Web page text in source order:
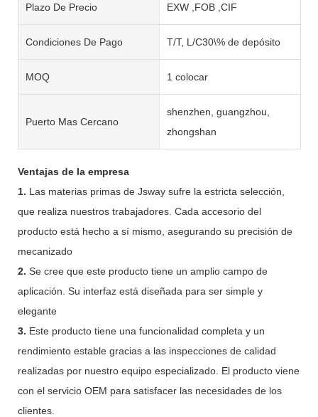
Plazo De Precio EXW ,FOB ,CIF
Condiciones De Pago T/T, L/C30\% de depósito
MOQ 1 colocar
Puerto Mas Cercano
shenzhen, guangzhou,
zhongshan
Ventajas de la empresa
1. Las materias primas de Jsway sufre la estricta selección,
que realiza nuestros trabajadores. Cada accesorio del
producto está hecho a sí mismo, asegurando su precisión de
mecanizado
2. Se cree que este producto tiene un amplio campo de
aplicación. Su interfaz está diseñada para ser simple y
elegante
3. Este producto tiene una funcionalidad completa y un
rendimiento estable gracias a las inspecciones de calidad
realizadas por nuestro equipo especializado. El producto viene
con el servicio OEM para satisfacer las necesidades de los
clientes.